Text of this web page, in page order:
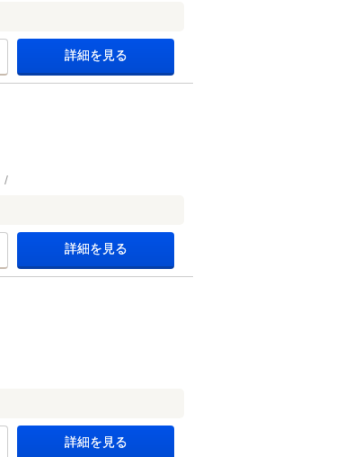
詳細を見る
詳細を見る
詳細を見る